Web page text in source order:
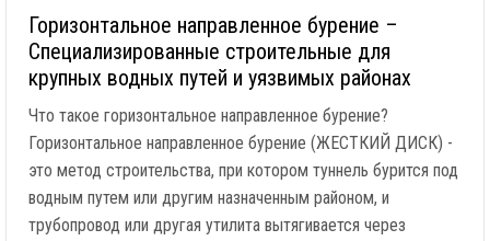
Горизонтальное направленное бурение –
Специализированные строительные для
крупных водных путей и уязвимых районах
Что такое горизонтальное направленное бурение?
Горизонтальное направленное бурение (ЖЕСТКИЙ ДИСК) -
это метод строительства, при котором туннель бурится под
водным путем или другим назначенным районом, и
трубопровод или другая утилита вытягивается через